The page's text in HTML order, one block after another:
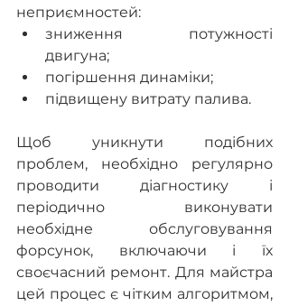
неприємностей:
зниження потужності
двигуна;
погіршення динаміки;
підвищену витрату палива.
Щоб уникнути подібних
проблем, необхідно регулярно
проводити діагностику і
періодично виконувати
необхідне обслуговування
форсунок, включаючи і їх
своєчасний ремонт. Для майстра
цей процес є чітким алгоритмом,